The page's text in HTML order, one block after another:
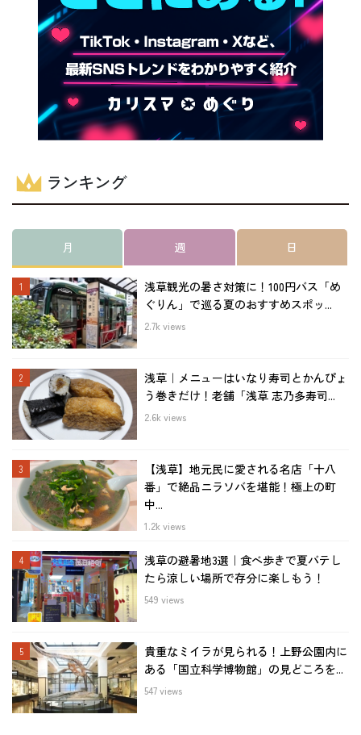
ランキング
月 週 日
浅草観光の暑さ対策に！100円バス「め
ぐりん」で巡る夏のおすすめスポッ...
2.7k views
浅草｜メニューはいなり寿司とかんぴょ
う巻きだけ！老舗「浅草 志乃多寿司...
2.6k views
【浅草】地元民に愛される名店「十八
番」で絶品ニラソバを堪能！極上の町
中...
1.2k views
浅草の避暑地3選｜食べ歩きで夏バテし
たら涼しい場所で存分に楽しもう！
549 views
貴重なミイラが見られる！上野公園内に
ある「国立科学博物館」の見どころを...
547 views